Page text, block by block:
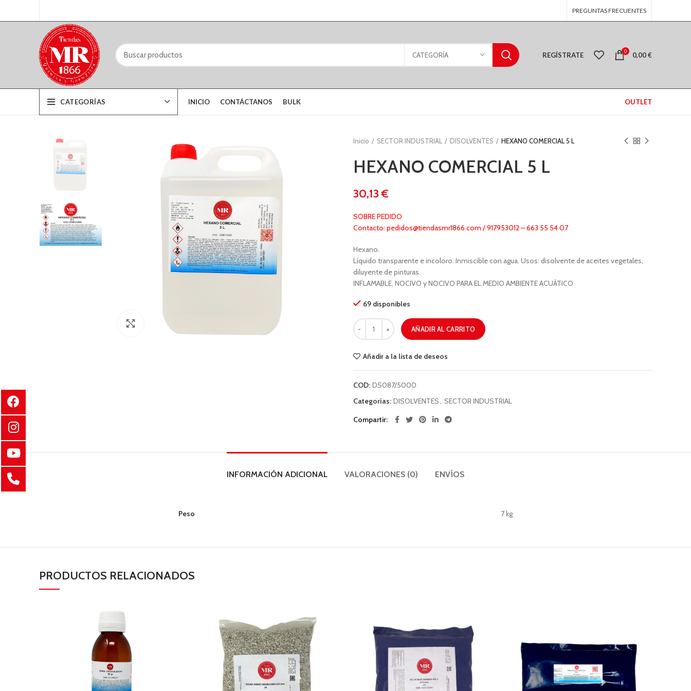
PREGUNTAS FRECUENTES
CATEGORÍA REGÍSTRATE 0 0,00€
CATEGORÍAS INICIO CONTÁCTANOS BULK OUTLET
Clic para ampliar
Inicio SECTOR INDUSTRIAL DISOLVENTES HEXANO COMERCIAL 5 L
HEXANO COMERCIAL 5 L
€
SOBRE PEDIDO
Contacto: pedidos@tiendasmr1866.com / 917953012 – 663 55 54 07
Hexano.
Líquido transparente e incoloro. Inmiscible con agua. Usos: disolvente de aceites vegetales,
diluyente de pinturas.
INFLAMABLE, NOCIVO y NOCIVO PARA EL MEDIO AMBIENTE ACUÁTICO
69 disponibles
AÑADIR AL CARRITO
Añadir a la lista de deseos
COD: DS087/5000
Categorías: DISOLVENTES, SECTOR INDUSTRIAL
Compartir
INFORMACIÓN ADICIONAL VALORACIONES (0) ENVÍOS
Peso 7 kg
PRODUCTOS RELACIONADOS